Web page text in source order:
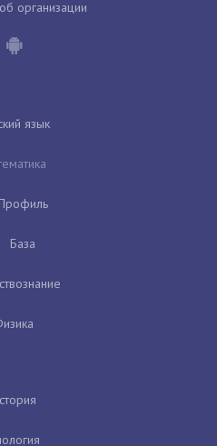
организации
язык
База